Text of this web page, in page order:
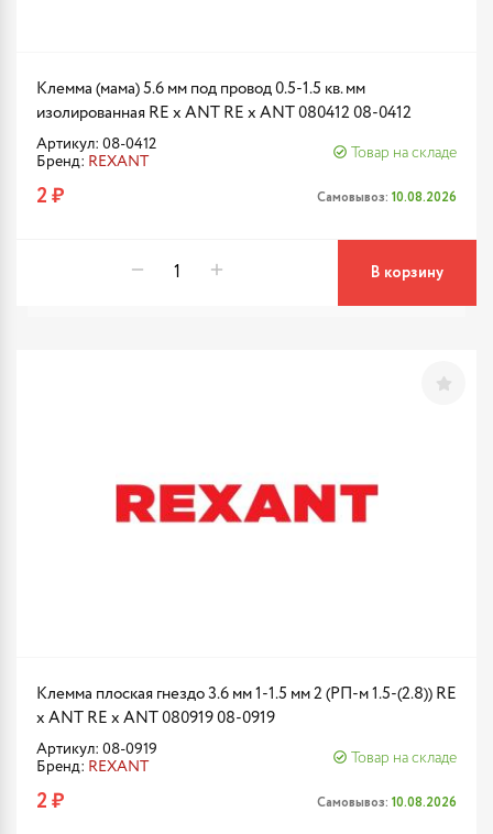
Клемма (мама) 5.6 мм под провод 0.5-1.5 кв. мм
изолированная RE x ANT RE x ANT 080412 08-0412
Артикул: 08-0412
Бренд: REXANT
Товар на складе
2 ₽ Самовывоз: 10.08.2026
В корзину
Клемма плоская гнездо 3.6 мм 1-1.5 мм 2 (РП-м 1.5-(2.8)) RE
x ANT RE x ANT 080919 08-0919
Артикул: 08-0919
Бренд: REXANT
Товар на складе
2 ₽ Самовывоз: 10.08.2026